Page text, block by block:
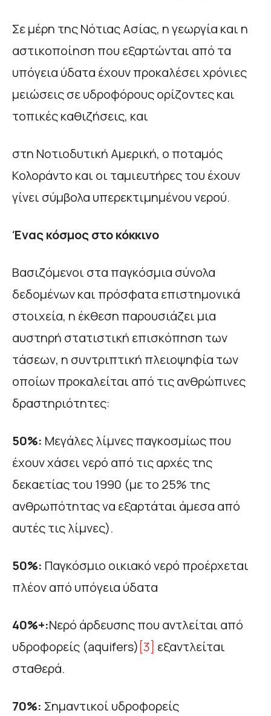
Σε μέρη της Νότιας Ασίας, η γεωργία και η
αστικοποίηση που εξαρτώνται από τα
υπόγεια ύδατα έχουν προκαλέσει χρόνιες
μειώσεις σε υδροφόρους ορίζοντες και
τοπικές καθιζήσεις, και
στη Νοτιοδυτική Αμερική, ο ποταμός
Κολοράντο και οι ταμιευτήρες του έχουν
γίνει σύμβολα υπερεκτιμημένου νερού.
Ένας κόσμος στο κόκκινο
Βασιζόμενοι στα παγκόσμια σύνολα
δεδομένων και πρόσφατα επιστημονικά
στοιχεία, η έκθεση παρουσιάζει μια
αυστηρή στατιστική επισκόπηση των
τάσεων, η συντριπτική πλειοψηφία των
οποίων προκαλείται από τις ανθρώπινες
δραστηριότητες:
50%: Μεγάλες λίμνες παγκοσμίως που
έχουν χάσει νερό από τις αρχές της
δεκαετίας του 1990 (με το 25% της
ανθρωπότητας να εξαρτάται άμεσα από
αυτές τις λίμνες).
50%: Παγκόσμιο οικιακό νερό προέρχεται
πλέον από υπόγεια ύδατα
40%+:Νερό άρδευσης που αντλείται από
υδροφορείς (aquifers) [3] εξαντλείται
σταθερά.
70%: Σημαντικοί υδροφορείς